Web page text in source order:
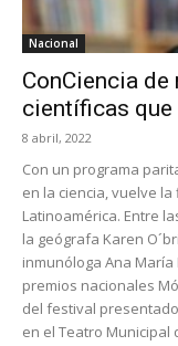
Nacional
ConCiencia
científicas que
8 abril, 2022
Con un programa
en la ciencia, vuelve
Latinoamérica. Entre
la geógrafa Karen
inmunóloga Ana
premios nacionales
del festival
en el Teatro